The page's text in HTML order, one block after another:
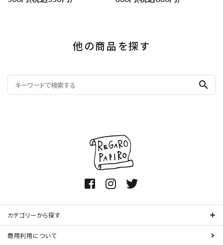
他の商品を探す
search
カテゴリーから探す
商用利用について